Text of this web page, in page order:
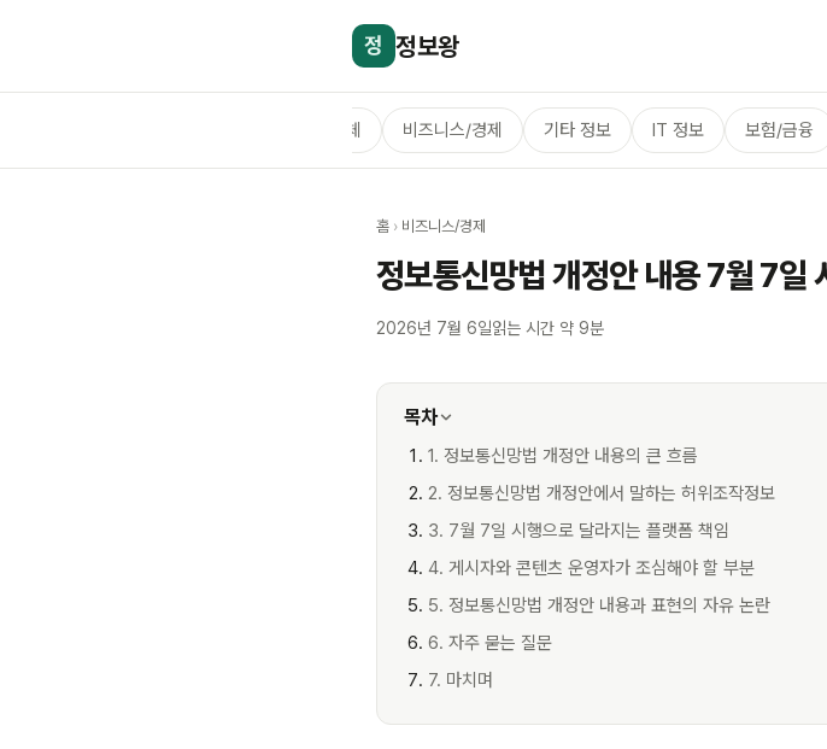
정 정보왕
전체 비즈니스/경제 기타 정보 IT 정보 보험/금융
홈 › 비즈니스/경제
정보통신망법 개정안 내용 7월 7일
2026년 7월 6일읽는 시간 약 9분
목차
1. 정보통신망법 개정안 내용의 큰 흐름
2. 정보통신망법 개정안에서 말하는 허위조작정보
3. 7월 7일 시행으로 달라지는 플랫폼 책임
4. 게시자와 콘텐츠 운영자가 조심해야 할 부분
5. 정보통신망법 개정안 내용과 표현의 자유 논란
6. 자주 묻는 질문
7. 마치며